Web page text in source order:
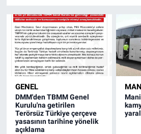
GENEL
DMM'den TBMM Genel
Kurulu'na getirilen
Terörsüz Türkiye çerçeve
yasasının tarihine yönelik
açıklama